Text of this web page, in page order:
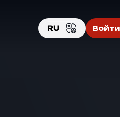
RU Войти